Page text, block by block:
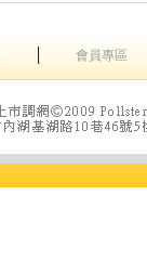
會員專區